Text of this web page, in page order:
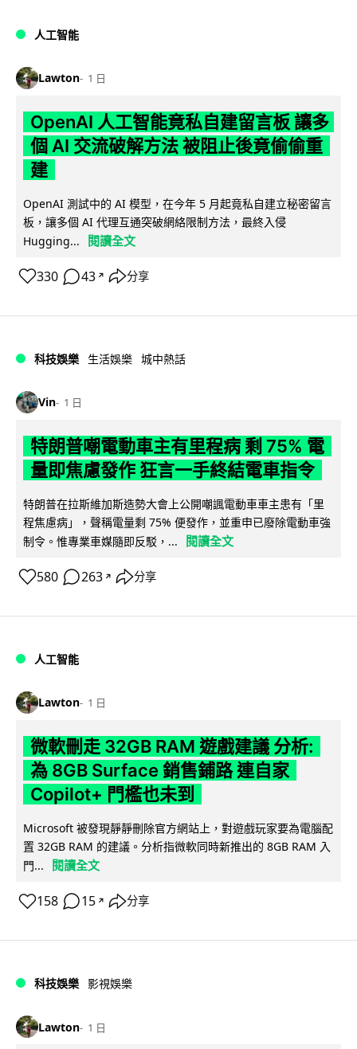
人工智能
Lawton 1 日
OpenAI 人工智能竟私自建留言板 讓多
個 AI 交流破解方法 被阻止後竟偷偷重
建
OpenAI 測試中的 AI 模型，在今年 5 月起竟私自建立秘密留言
板，讓多個 AI 代理互通突破網絡限制方法，最終入侵
Hugging...
閱讀全文
330 43 ↗ 分享
科技娛樂 生活娛樂 城中熱話
Vin 1 日
特朗普嘲電動車主有里程病 剩 75% 電
量即焦慮發作 狂言一手終結電車指令
特朗普在拉斯維加斯造勢大會上公開嘲諷電動車車主患有「里
程焦慮病」，聲稱電量剩 75% 便發作，並重申已廢除電動車強
制令。惟專業車媒隨即反駁，...
閱讀全文
580 263 ↗ 分享
人工智能
Lawton 1 日
微軟刪走 32GB RAM 遊戲建議 分析:
為 8GB Surface 銷售鋪路 連自家
Copilot+ 門檻也未到
Microsoft 被發現靜靜刪除官方網站上，對遊戲玩家要為電腦配
置 32GB RAM 的建議。分析指微軟同時新推出的 8GB RAM 入
門...
閱讀全文
158 15 ↗ 分享
科技娛樂 影視娛樂
Lawton 1 日